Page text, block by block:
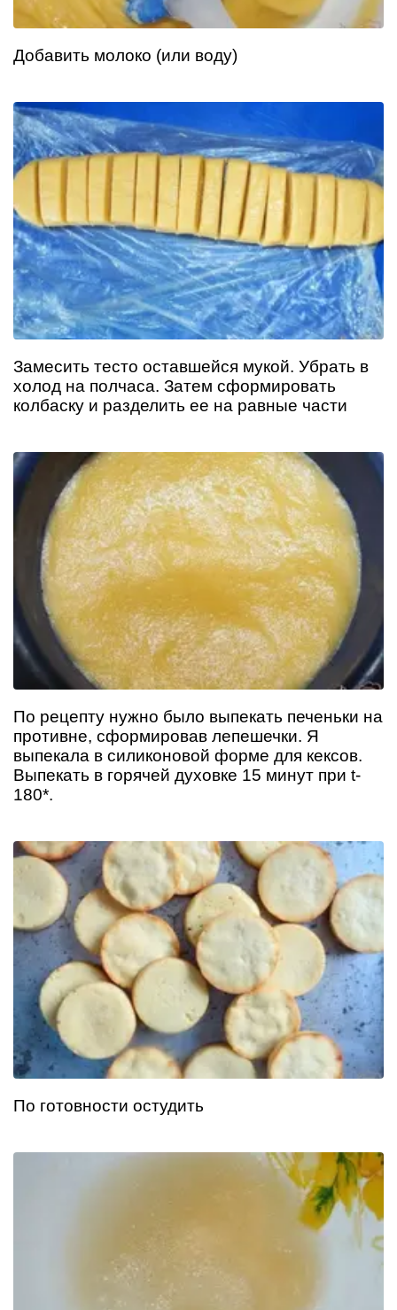
Добавить молоко (или воду)
Замесить тесто оставшейся мукой. Убрать в
холод на полчаса. Затем сформировать
колбаску и разделить ее на равные части
По рецепту нужно было выпекать печеньки на
противне, сформировав лепешечки. Я
выпекала в силиконовой форме для кексов.
Выпекать в горячей духовке 15 минут при t-
180*.
По готовности остудить